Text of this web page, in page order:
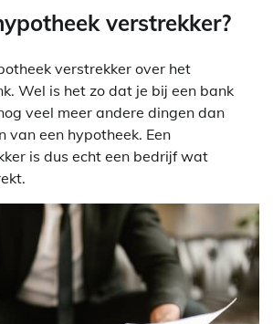
verstrekker?
verstrekker over het
Wel is het zo dat je bij een bank
veel meer andere dingen dan
van een hypotheek. Een
is dus echt een bedrijf wat